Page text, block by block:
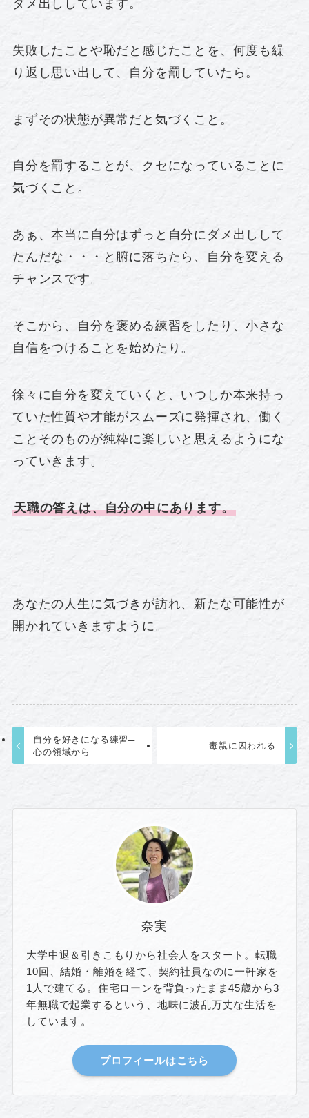
ダメ出ししています。
失敗したことや恥だと感じたことを、何度も繰
り返し思い出して、自分を罰していたら。
まずその状態が異常だと気づくこと。
自分を罰することが、クセになっていることに
気づくこと。
あぁ、本当に自分はずっと自分にダメ出しして
たんだな・・・と腑に落ちたら、自分を変える
チャンスです。
そこから、自分を褒める練習をしたり、小さな
自信をつけることを始めたり。
徐々に自分を変えていくと、いつしか本来持っ
ていた性質や才能がスムーズに発揮され、働く
ことそのものが純粋に楽しいと思えるようにな
っていきます。
天職の答えは、自分の中にあります。
あなたの人生に気づきが訪れ、新たな可能性が
開かれていきますように。
自分を好きになる練習─
心の領域から
毒親に囚われる
奈実
大学中退＆引きこもりから社会人をスタート。転職
10回、結婚・離婚を経て、契約社員なのに一軒家を
1人で建てる。住宅ローンを背負ったまま45歳から3
年無職で起業するという、地味に波乱万丈な生活を
しています。
プロフィールはこちら